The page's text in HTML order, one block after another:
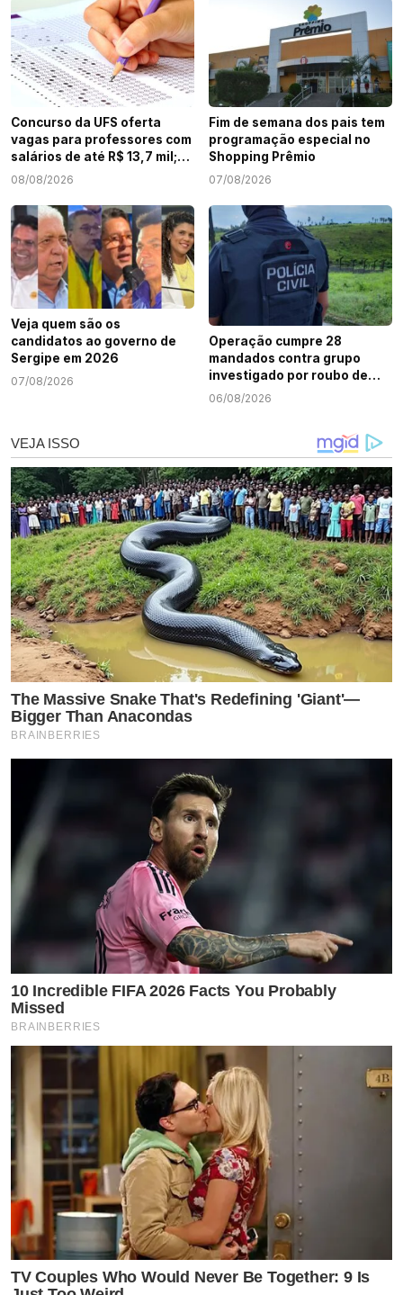
Concurso da UFS oferta
vagas para professores com
salários de até R$ 13,7 mil;
veja como participar
08/08/2026
Fim de semana dos pais tem
programação especial no
Shopping Prêmio
07/08/2026
Veja quem são os
candidatos ao governo de
Sergipe em 2026
07/08/2026
Operação cumpre 28
mandados contra grupo
investigado por roubo de
cargas e tráfico de drogas
06/08/2026